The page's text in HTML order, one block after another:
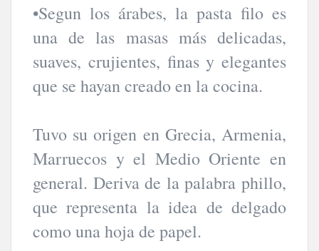
•Segun los árabes, la pasta filo es
una de las masas más delicadas,
suaves, crujientes, finas y elegantes
que se hayan creado en la cocina.
Tuvo su origen en Grecia, Armenia,
Marruecos y el Medio Oriente en
general. Deriva de la palabra phillo,
que representa la idea de delgado
como una hoja de papel.